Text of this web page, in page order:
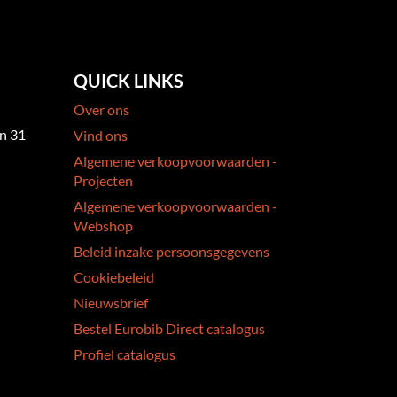
31
QUICK LINKS
Over ons
Vind ons
Algemene verkoopvoorwaarden -
Projecten
Algemene verkoopvoorwaarden -
Webshop
Beleid inzake persoonsgegevens
Cookiebeleid
Nieuwsbrief
Bestel Eurobib Direct catalogus
Profiel catalogus